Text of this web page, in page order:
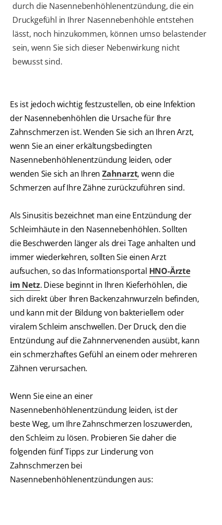
durch die Nasennebenhöhlenentzündung, die ein
Druckgefühl in Ihrer Nasennebenhöhle entstehen
lässt, noch hinzukommen, können umso belastender
sein, wenn Sie sich dieser Nebenwirkung nicht
bewusst sind.
Es ist jedoch wichtig festzustellen, ob eine Infektion
der Nasennebenhöhlen die Ursache für Ihre
Zahnschmerzen ist. Wenden Sie sich an Ihren Arzt,
wenn Sie an einer erkältungsbedingten
Nasennebenhöhlenentzündung leiden, oder
wenden Sie sich an IhrenZahnarzt, wenn die
Schmerzen auf Ihre Zähne zurückzuführen sind.
Als Sinusitis bezeichnet man eine Entzündung der
Schleimhäute in den Nasennebenhöhlen. Sollten
die Beschwerden länger als drei Tage anhalten und
immer wiederkehren, sollten Sie einen Arzt
aufsuchen, so das Informationsportal HNO-Ärzte
im Netz. Diese beginnt in Ihren Kieferhöhlen, die
sich direkt über Ihren Backenzahnwurzeln befinden,
und kann mit der Bildung von bakteriellem oder
viralem Schleim anschwellen. Der Druck, den die
Entzündung auf die Zahnnervenenden ausübt, kann
ein schmerzhaftes Gefühl an einem oder mehreren
Zähnen verursachen.
Wenn Sie eine an einer
Nasennebenhöhlenentzündung leiden, ist der
beste Weg, um Ihre Zahnschmerzen loszuwerden,
den Schleim zu lösen. Probieren Sie daher die
folgenden fünf Tipps zur Linderung von
Zahnschmerzen bei
Nasennebenhöhlenentzündungen aus: